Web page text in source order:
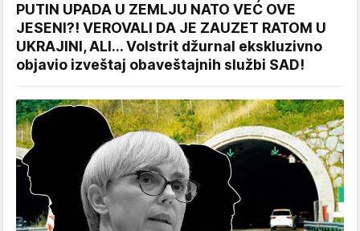
PUTIN UPADA U ZEMLJU NATO VEĆ OVE
JESENI?! VEROVALI DA JE ZAUZET RATOM U
UKRAJINI, ALI... Volstrit džurnal ekskluzivno
objavio izveštaj obaveštajnih službi SAD!